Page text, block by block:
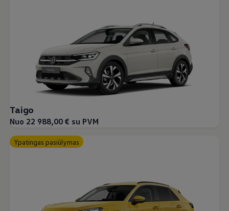
Taigo
Nuo 22 988,00 € su PVM
Ypatingas pasiūlymas